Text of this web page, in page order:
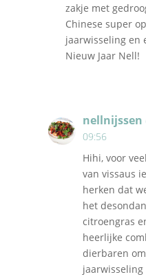
zakje met
Chinese super
jaarwisseling en
Nieuw Jaar Nell!
nellnijssen
09:56
Hihi, voor
van vissaus
herken dat
het
citroengras
heerlijke
dierbaren
jaarwisseling